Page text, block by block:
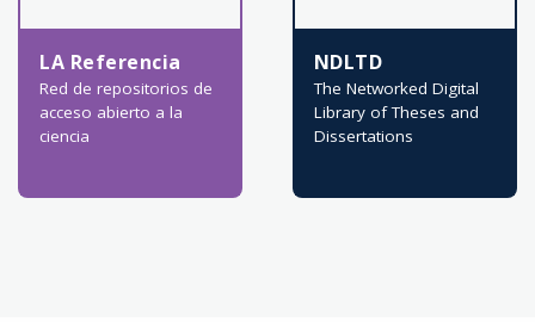
LA Referencia
Red de repositorios de
acceso abierto a la
ciencia
NDLTD
The Networked Digital
Library of Theses and
Dissertations